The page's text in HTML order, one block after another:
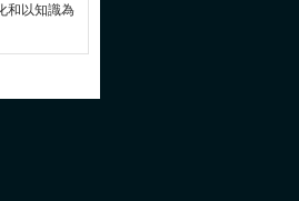
和以知識為